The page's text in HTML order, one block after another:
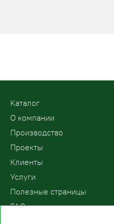
Kаталог
О компании
Производство
Проекты
Клиенты
Услуги
Полезные страницы
FAQ